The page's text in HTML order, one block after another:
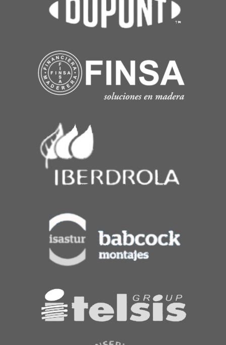
Valoramos tu privacidad
Usamos cookies para mejorar su experiencia de
navegación, mostrarle anuncios o contenidos
personalizados y analizar nuestro tráfico. Al hacer clic en
Personalizar
Aceptar todo